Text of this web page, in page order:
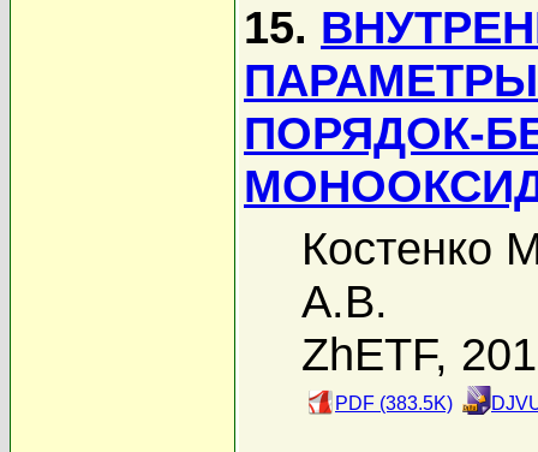
15.
ПОРЯДОК-
Костенко
А.В.
ZhETF,
PDF (383.5K)